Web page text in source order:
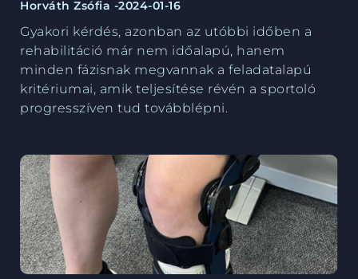
Horváth Zsófia -2024-01-16
Gyakori kérdés, azonban az utóbbi időben a
rehabilitáció már nem időalapú, hanem
minden fázisnak megvannak a feladatalapú
kritériumai, amik teljesítése révén a sportoló
progresszíven tud továbblépni.